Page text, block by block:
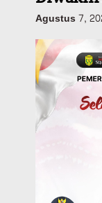
Agustus 7,
Headline
KUA-
Defisit
Belanja
Agustus 7,